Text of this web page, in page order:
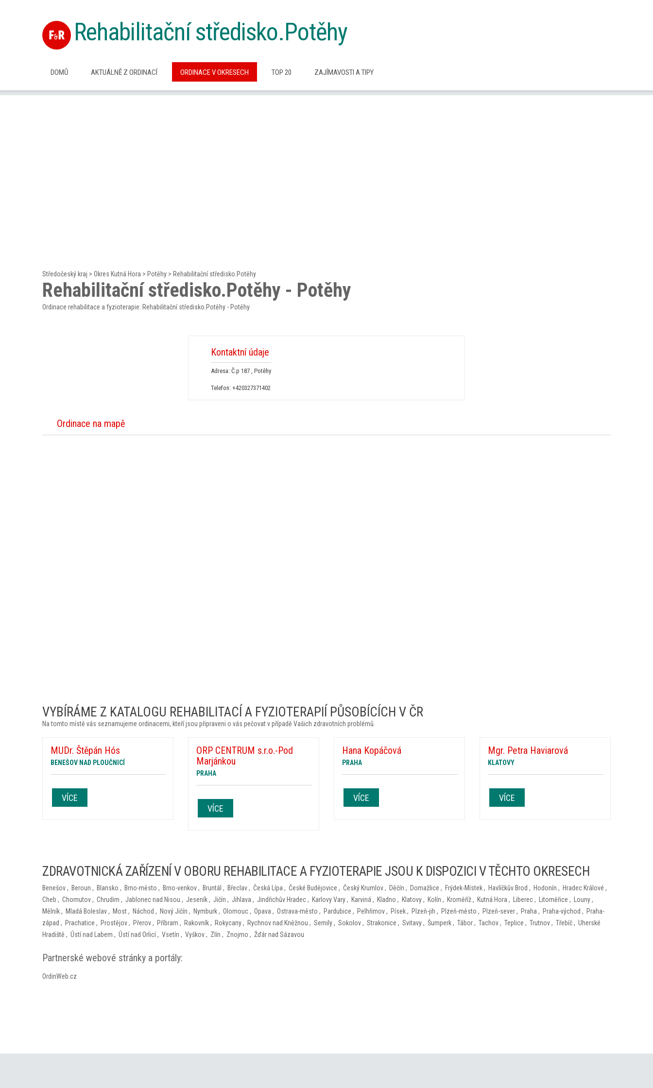
Rehabilitační středisko.Potěhy
DOMŮ AKTUÁLNĚ Z ORDINACÍ ORDINACE V OKRESECH TOP 20 ZAJÍMAVOSTI A TIPY
Středočeský kraj > Okres Kutná Hora > Potěhy > Rehabilitační středisko.Potěhy
Rehabilitační středisko.Potěhy - Potěhy
Ordinace rehabilitace a fyzioterapie: Rehabilitační středisko.Potěhy - Potěhy
Kontaktní údaje
Adresa: Č.p 187 , Potěhy
Telefon: +420327371402
Ordinace na mapě
VYBÍRÁME Z KATALOGU REHABILITACÍ A FYZIOTERAPIÍ PŮSOBÍCÍCH V ČR
Na tomto místě vás seznamujeme ordinacemi, kteří jsou připraveni o vás pečovat v případě Vašich zdravotních problémů.
MUDr. Štěpán Hós
BENEŠOV NAD PLOUČNICÍ
VÍCE
ORP CENTRUM s.r.o.-Pod
Marjánkou
PRAHA
VÍCE
Hana Kopáčová
PRAHA
VÍCE
Mgr. Petra Haviarová
KLATOVY
VÍCE
ZDRAVOTNICKÁ ZAŘÍZENÍ V OBORU REHABILITACE A FYZIOTERAPIE JSOU K DISPOZICI V TĚCHTO OKRESECH
Benešov, Beroun , Blansko , Brno-město , Brno-venkov, Bruntál , Břeclav, Česká Lípa , České Budějovice , Český Krumlov, Děčín , Domažlice , Frýdek-Místek, Havlíčkův Brod , Hodonín , Hradec Králové ,
Cheb , Chomutov, Chrudim , Jablonec nad Nisou , Jeseník, Jičín , Jihlava , Jindřichův Hradec, Karlovy Vary, Karviná , Kladno , Klatovy, Kolín , Kroměříž, Kutná Hora , Liberec, Litoměřice , Louny,
Mělník, Mladá Boleslav, Most, Náchod , Nový Jičín , Nymburk, Olomouc, Opava , Ostrava-město , Pardubice , Pelhřimov, Písek, Plzeň-jih , Plzeň-město , Plzeň-sever, Praha , Praha-východ , Praha-
západ , Prachatice , Prostějov, Přerov, Příbram , Rakovník, Rokycany, Rychnov nad Kněžnou , Semily, Sokolov, Strakonice , Svitavy, Šumperk, Tábor, Tachov, Teplice , Trutnov, Třebíč, Uherské
Hradiště , Ústí nad Labem , Ústí nad Orlicí, Vsetín , Vyškov, Zlín , Znojmo , Žďár nad Sázavou
Partnerské webové stránky a portály:
OrdinWeb.cz